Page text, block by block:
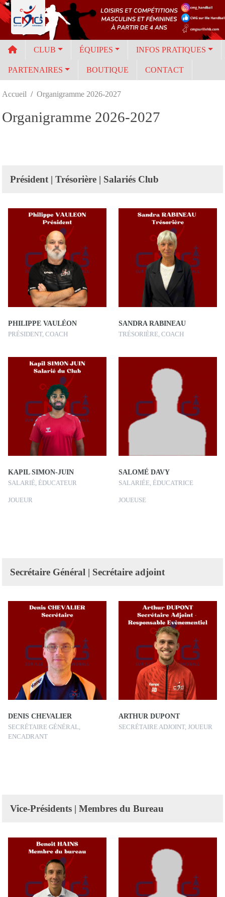
CLUB ÉQUIPES INFOS PRATIQUES
PARTENAIRES BOUTIQUE CONTACT
Accueil Organigramme 2026-2027
Organigramme 2026-2027
Président | Trésorière | Salariés Club
PHILIPPE VAULÉON
PRÉSIDENT, COACH
SANDRA RABINEAU
TRÉSORIÈRE, COACH
KAPIL SIMON-JUIN
SALARIÉ, ÉDUCATEUR
JOUEUR
SALOMÉ DAVY
SALARIÉE, ÉDUCATRICE
JOUEUSE
Secrétaire Général | Secrétaire adjoint
DENIS CHEVALIER
SECRÉTAIRE GÉNÉRAL,
ENCADRANT
ARTHUR DUPONT
SECRÉTAIRE ADJOINT, JOUEUR
Vice-Présidents | Membres du Bureau
Panneau de gestion des cookies